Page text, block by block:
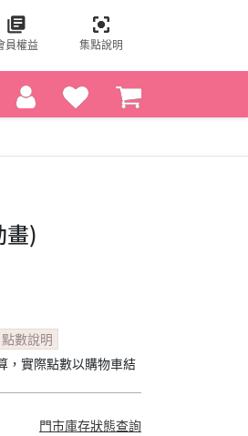
員權益 集點說明
)
點數說明
，實際點數以購物車結
門市庫存狀態查詢